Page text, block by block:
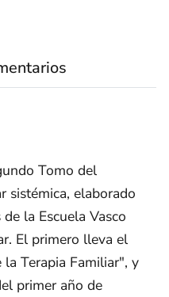
Tomo del
sistémica, elaborado
la Escuela Vasco
El primero lleva el
Terapia Familiar", y
primer año de